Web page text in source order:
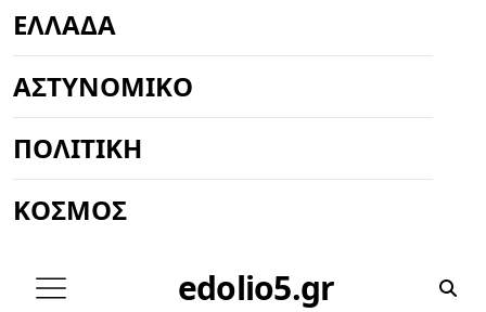
ΕΛΛΆΔΑ
ΑΣΤΥΝΟΜΙΚΌ
ΠΟΛΙΤΙΚΉ
ΚΌΣΜΟΣ
edolio5.gr